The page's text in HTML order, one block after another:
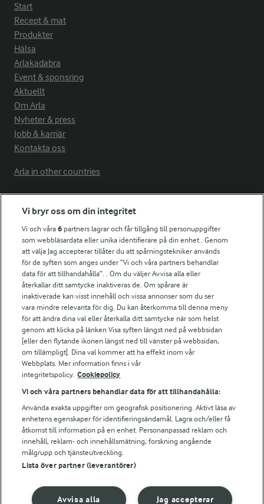
Start
Recept & mat
Produkter
Hälsa
Arlakadabra
Event & sponsring
Aktuellt
Om Arla
Nyheter & press
Jobb & karriär
Kontakta oss
Arla in other countries
Fler Arlasajter
För ägare
Arlas kundportal
Arla.com
Falbygdens Ost
Arla webbshop
Bildbank
Följ oss
Ändra cookie-inställningar
Vi bryr oss om din integritet
Vi och våra6 partners lagrar och får tillgång till personuppgifter
som webbläsardata eller unika identifierare på din enhet . Genom
att välja Jag accepterar tillåter du att spårningstekniker används
för de syften som anges under ”Vi och våra partners behandlar
data för att tillhandahålla”. . Om du väljer Avvisa alla eller
återkallar ditt samtycke inaktiveras de. Om spårare är
inaktiverade kan visst innehåll och vissa annonser som du ser
vara mindre relevanta för dig. Du kan återkomma till denna meny
för att ändra dina val eller återkalla ditt samtycke när som helst
genom att klicka på länken Visa syften längst ned på webbsidan
[eller den flytande ikonen längst ned till vänster på webbsidan,
om tillämpligt]. Dina val kommer att ha effekt inom vår
Webbplats. Mer information finns i vår
integritetspolicy. Cookiepolicy
Vi och våra partners behandlar data för att tillhandahålla:
Använda exakta uppgifter om geografisk positionering. Aktivt läsa av
enhetens egenskaper för identifieringsändamål. Lagra och/eller få
åtkomst till information på en enhet. Personanpassad reklam och
innehåll, reklam- och innehållsmätning, forskning angående
målgrupp och tjänsteutveckling.
Lista över partner (leverantörer)
Jag accepterar
Avvisa alla